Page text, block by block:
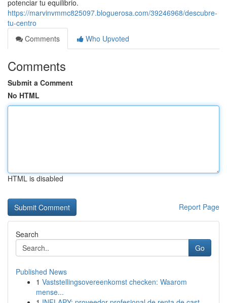
potenciar tu equilibrio.
https://marvinvmmc825097.bloguerosa.com/39246968/descubre-
tu-centro
Comments
Who Upvoted
Comments
Submit a Comment
No HTML
HTML is disabled
Report Page
Search
Go
Published News
1 Vaststellingsovereenkomst checken: Waarom
mense...